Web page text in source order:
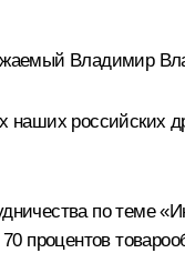
Владимир
наших
по теме
процентов